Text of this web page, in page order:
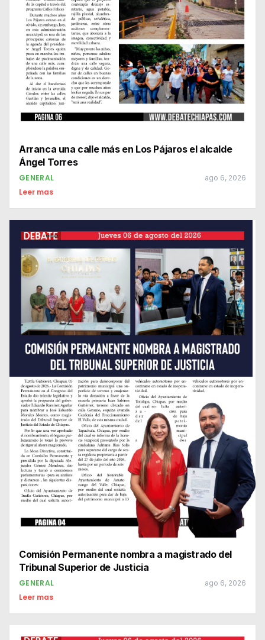
Arranca una calle más en Los Pájaros el alcalde
Ángel Torres
GENERAL ago 6, 2026
Leer mas
Comisión Permanente nombra a magistrado del
Tribunal Superior de Justicia
GENERAL ago 6, 2026
Leer mas